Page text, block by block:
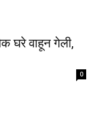
घरे वाहून गेली,
0